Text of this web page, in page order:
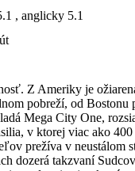
, anglicky 5.1
Z Ameriky je
pobreží, od Bostonu
Mega City One,
v ktorej viac ako
prežíva v neustálom
dozerá takzvaní